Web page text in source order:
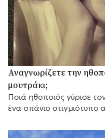
Αναγνωρίζετε την
μουτράκι;
Ποιά ηθοποιός γύρισε
ένα σπάνιο στιγμιότυπο